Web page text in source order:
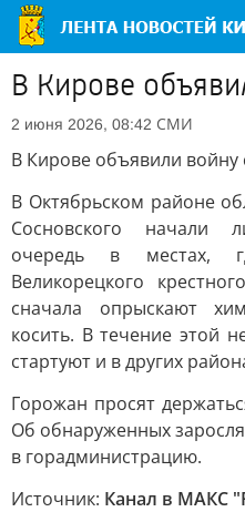
В Кирове
2 июня 2026, 08:42 СМИ
В Кирове объявили войну
В Октябрьском районе
Сосновского начали
очередь в местах,
Великорецкого
сначала опрыскают
косить. В течение этой
стартуют и в других
Горожан просят
Об обнаруженных
в горадминистрацию.
Источник: Канал в МАКС